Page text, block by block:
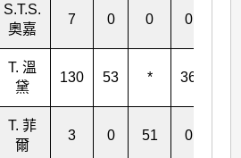
S.T.S.
奧嘉
7 0 0 0
T. 溫
黛
130 53 * 36
T. 菲
爾
3 0 51 0